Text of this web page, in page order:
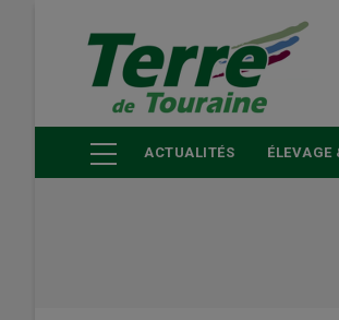
principal
ACTUALITÉS ÉLEVAGE